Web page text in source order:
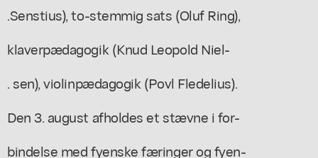
.Senstius), to-stemmig sats (Oluf Ring),
klaverpædagogik (Knud Leopold Niel-
. sen), violinpædagogik (Povl Fledelius).
Den 3. august afholdes et stævne i for-
bindelse med fyenske færinger og fyen-